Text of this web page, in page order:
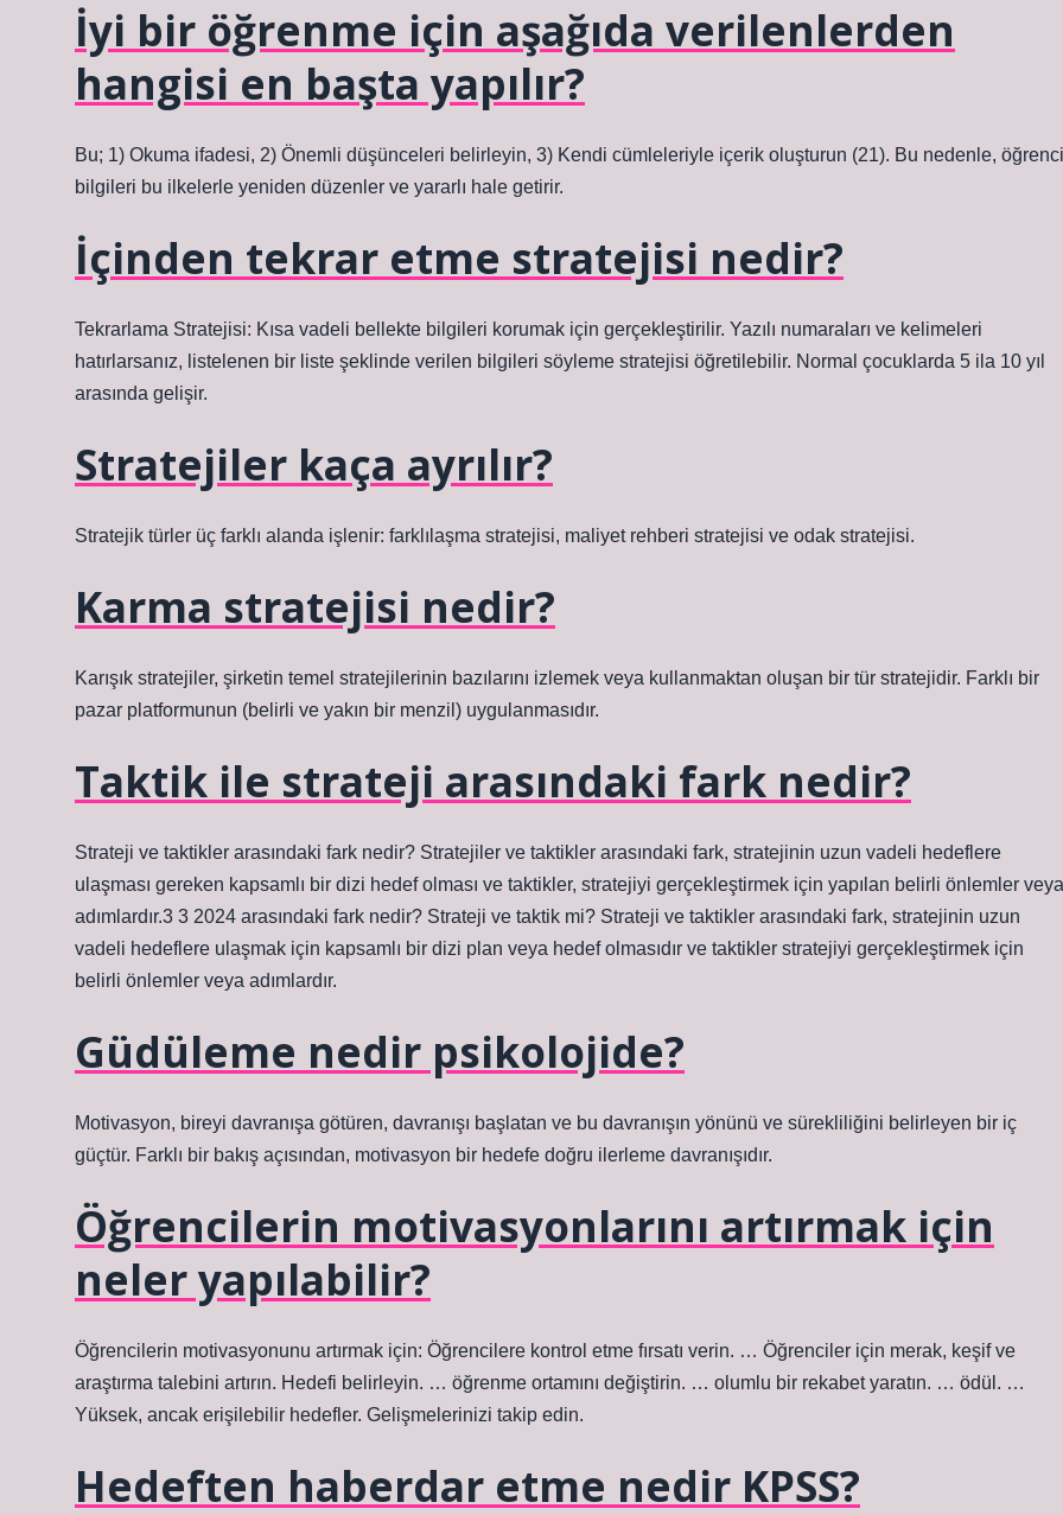
İyi bir öğrenme için aşağıda verilenlerden
hangisi en başta yapılır?
Bu; 1) Okuma ifadesi, 2) Önemli düşünceleri belirleyin, 3) Kendi cümleleriyle içerik oluşturun (21). Bu nedenle, öğrenci
bilgileri bu ilkelerle yeniden düzenler ve yararlı hale getirir.
İçinden tekrar etme stratejisi nedir?
Tekrarlama Stratejisi: Kısa vadeli bellekte bilgileri korumak için gerçekleştirilir. Yazılı numaraları ve kelimeleri
hatırlarsanız, listelenen bir liste şeklinde verilen bilgileri söyleme stratejisi öğretilebilir. Normal çocuklarda 5 ila 10 yıl
arasında gelişir.
Stratejiler kaça ayrılır?
Stratejik türler üç farklı alanda işlenir: farklılaşma stratejisi, maliyet rehberi stratejisi ve odak stratejisi.
Karma stratejisi nedir?
Karışık stratejiler, şirketin temel stratejilerinin bazılarını izlemek veya kullanmaktan oluşan bir tür stratejidir. Farklı bir
pazar platformunun (belirli ve yakın bir menzil) uygulanmasıdır.
Taktik ile strateji arasındaki fark nedir?
Strateji ve taktikler arasındaki fark nedir? Stratejiler ve taktikler arasındaki fark, stratejinin uzun vadeli hedeflere
ulaşması gereken kapsamlı bir dizi hedef olması ve taktikler, stratejiyi gerçekleştirmek için yapılan belirli önlemler veya
adımlardır.3 3 2024 arasındaki fark nedir? Strateji ve taktik mi? Strateji ve taktikler arasındaki fark, stratejinin uzun
vadeli hedeflere ulaşmak için kapsamlı bir dizi plan veya hedef olmasıdır ve taktikler stratejiyi gerçekleştirmek için
belirli önlemler veya adımlardır.
Güdüleme nedir psikolojide?
Motivasyon, bireyi davranışa götüren, davranışı başlatan ve bu davranışın yönünü ve sürekliliğini belirleyen bir iç
güçtür. Farklı bir bakış açısından, motivasyon bir hedefe doğru ilerleme davranışıdır.
Öğrencilerin motivasyonlarını artırmak için
neler yapılabilir?
Öğrencilerin motivasyonunu artırmak için: Öğrencilere kontrol etme fırsatı verin. … Öğrenciler için merak, keşif ve
araştırma talebini artırın. Hedefi belirleyin. … öğrenme ortamını değiştirin. … olumlu bir rekabet yaratın. … ödül. …
Yüksek, ancak erişilebilir hedefler. Gelişmelerinizi takip edin.
Hedeften haberdar etme nedir KPSS?